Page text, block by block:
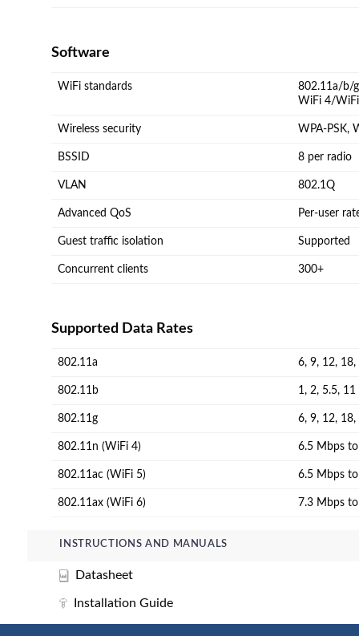
Software
WiFi standards
802.11a/b/g
WiFi 4/
Wireless security WPA-PSK,
BSSID 8 per radio
VLAN 802.1Q
Advanced QoS Per-user
Guest traffic isolation Supported
Concurrent clients 300+
Supported Data Rates
802.11a 6, 9, 12,
802.11b 1, 2, 5.5,
802.11g 6, 9, 12,
802.11n (WiFi 4) 6.5 Mbps
802.11ac (WiFi 5) 6.5 Mbps
802.11ax (WiFi 6) 7.3 Mbps
INSTRUCTIONS AND MANUALS
Datasheet
Installation Guide